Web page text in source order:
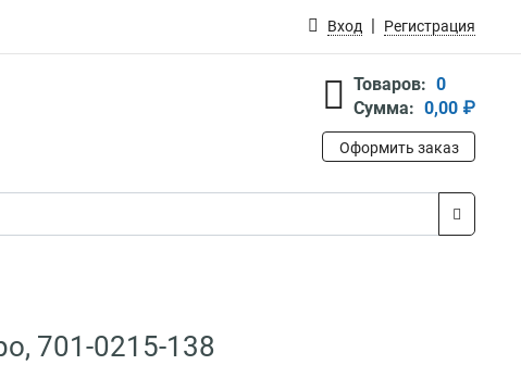
Вход Регистрация
Товаров: 0
Сумма: 0,00 ₽
Оформить заказ
701-0215-138